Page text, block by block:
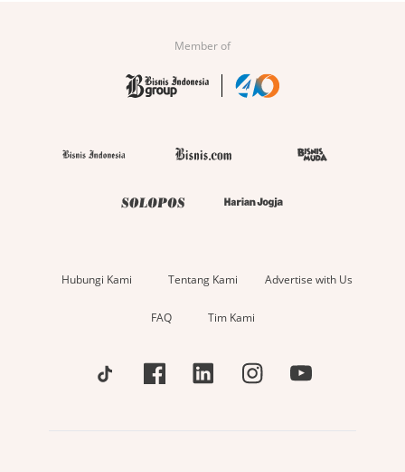
Member of
Hubungi Kami Tentang Kami Advertise with Us
FAQ Tim Kami